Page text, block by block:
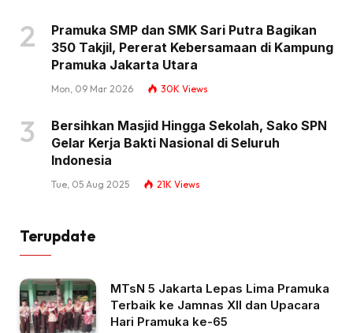
Pramuka SMP dan SMK Sari Putra Bagikan
350 Takjil, Pererat Kebersamaan di Kampung
Pramuka Jakarta Utara
Mon, 09 Mar 2026 30K Views
Bersihkan Masjid Hingga Sekolah, Sako SPN
Gelar Kerja Bakti Nasional di Seluruh
Indonesia
Tue, 05 Aug 2025 21K Views
Terupdate
MTsN 5 Jakarta Lepas Lima Pramuka
Terbaik ke Jamnas XII dan Upacara
Hari Pramuka ke-65